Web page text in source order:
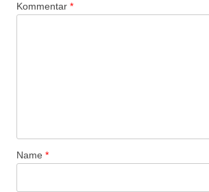
Kommentar *
Name *